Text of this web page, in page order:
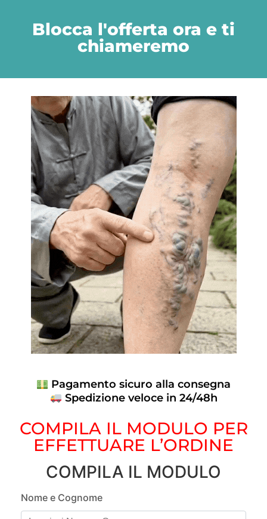
Blocca l'offerta ora e ti
chiameremo
Pagamento sicuro alla consegna
Spedizione veloce in 24/48h
COMPILA IL MODULO PER
EFFETTUARE L’ORDINE